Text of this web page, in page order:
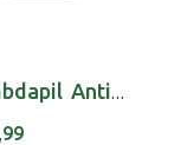
Lambdapil Anticaida Ch 400ml